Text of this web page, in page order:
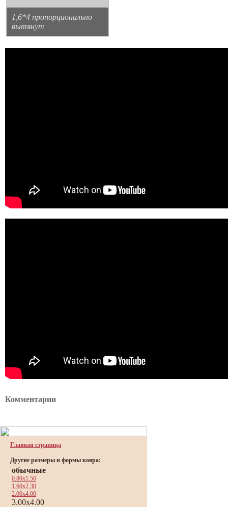
1,6*4 пропорционально
вытянут
Комментарии
Главная страница
Другие размеры и формы ковра:
обычные
0.80x1.50
1.60x2.30
2.00x4.00
3.00x4.00